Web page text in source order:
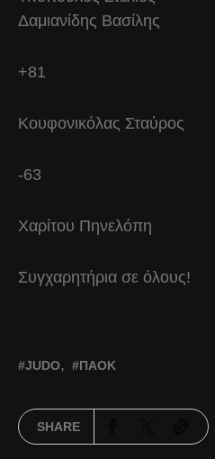
Δαμιανίδης Βασίλης
+81
Κουφονικόλας Σταύρος
-63
Χαρίτου Πηνελόπη
Συγχαρητήρια σε όλους!
JUDO ΠΑΟΚ
SHARE